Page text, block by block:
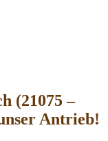
(21075 –
Antrieb!